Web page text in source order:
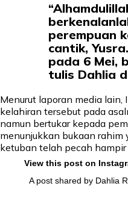
perempuan
cantik,
pada 6 Mei,
tulis Dahlia
Menurut laporan media lain,
kelahiran tersebut pada
namun bertukar kepada
menunjukkan bukaan rahim
ketuban telah pecah hampir
View this post on
A post shared by Dahlia